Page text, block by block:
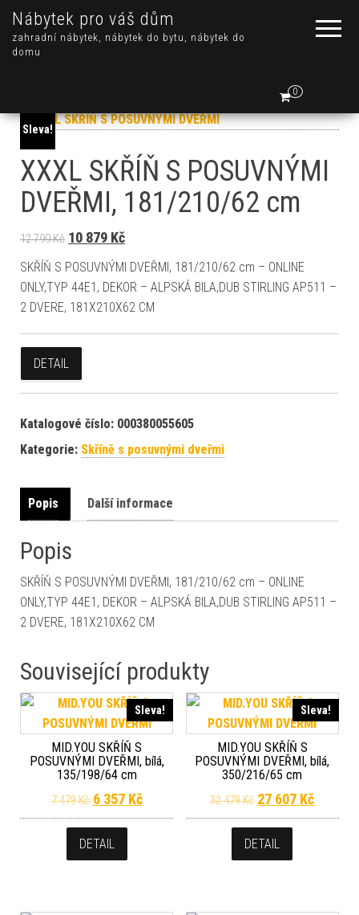
Nábytek pro váš dům
zahradní nábytek, nábytek do bytu, nábytek do
domu
0
Sleva!
XXXL SKŘÍŇ S POSUVNÝMI
DVEŘMI, 181/210/62 cm
12 799Kč Původní cena byla: 12 799 Kč.
10 879 KčAktuální cena je: 10 879 Kč.
SKŘÍŇ S POSUVNÝMI DVEŘMI, 181/210/62 cm – ONLINE
ONLY,TYP 44E1, DEKOR – ALPSKÁ BILA,DUB STIRLING AP511 –
2 DVERE, 181X210X62 CM
DETAIL
Katalogové číslo: 000380055605
Kategorie: Skříně s posuvnými dveřmi
Popis Další informace
Popis
SKŘÍŇ S POSUVNÝMI DVEŘMI, 181/210/62 cm – ONLINE
ONLY,TYP 44E1, DEKOR – ALPSKÁ BILA,DUB STIRLING AP511 –
2 DVERE, 181X210X62 CM
Související produkty
Sleva!
MID.YOU SKŘÍŇ S
POSUVNÝMI DVEŘMI, bílá,
135/198/64 cm
7 479Kč Původní cena byla: 7 479 Kč.
6 357 KčAktuální cena je: 6 357 Kč.
DETAIL
Sleva!
MID.YOU SKŘÍŇ S
POSUVNÝMI DVEŘMI, bílá,
350/216/65 cm
32 479Kč Původní cena
27 607 Kč
DETAIL